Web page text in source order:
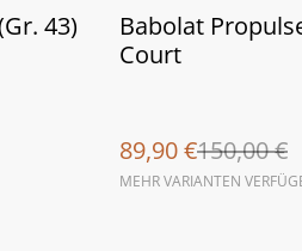
43)
%
Babolat
Court
89,90 €150,00 €
MEHR VARIANTEN